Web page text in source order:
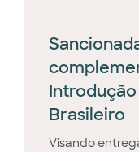
Brasileiro
Visando